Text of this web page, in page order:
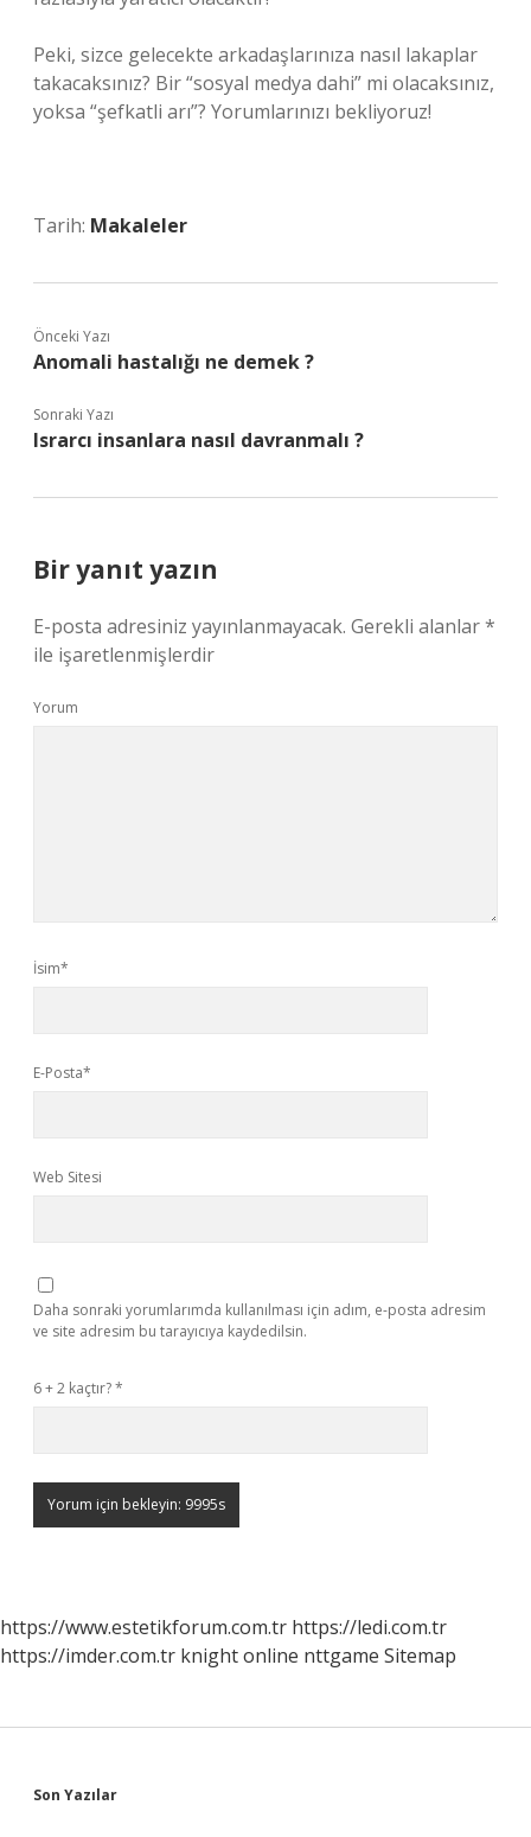
Peki, sizce gelecekte arkadaşlarınıza nasıl lakaplar
takacaksınız? Bir “sosyal medya dahi” mi olacaksınız,
yoksa “şefkatli arı”? Yorumlarınızı bekliyoruz!
Tarih: Makaleler
Önceki Yazı
Anomali hastalığı ne demek ?
Sonraki Yazı
Israrcı insanlara nasıl davranmalı ?
Bir yanıt yazın
E-posta adresiniz yayınlanmayacak. Gerekli alanlar*
ile işaretlenmişlerdir
Yorum
İsim*
E-Posta*
Web Sitesi
Daha sonraki yorumlarımda kullanılması için adım, e-posta adresim
ve site adresim bu tarayıcıya kaydedilsin.
6 + 2 kaçtır?*
https://www.estetikforum.com.tr https://ledi.com.tr
https://imder.com.tr knight online nttgame Sitemap
Sidebar
Son Yazılar